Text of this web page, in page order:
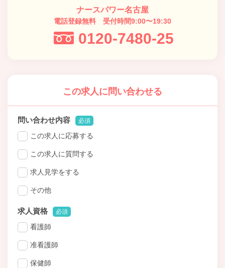
ナースパワー名古屋
電話登録無料 受付時間9:00〜19:30
0120-7480-25
この求人に問い合わせる
問い合わせ内容 必須
この求人に応募する
この求人に質問する
求人見学をする
その他
求人資格 必須
看護師
准看護師
保健師